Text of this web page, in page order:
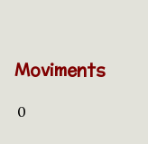
Moviments
0